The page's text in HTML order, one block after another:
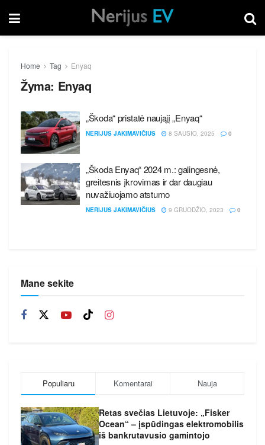
Home Tag Enyaq
Žyma: Enyaq
„Škoda“ pristatė naująjį „Enyaq“
NERIJUS JAKIMAVIČIUS 8 SAUSIO, 2025 0
„Škoda Enyaq“ 2024 m.: galingesnė,
greitesnis įkrovimas ir dar daugiau
nuvažiuojamo atstumo
NERIJUS JAKIMAVIČIUS 9 GRUODŽIO, 2023 0
Mane sekite
Populiaru Komentarai Nauja
Retas svečias Lietuvoje: „Fisker
Ocean“ – įspūdingas elektromobilis
iš bankrutavusio gamintojo